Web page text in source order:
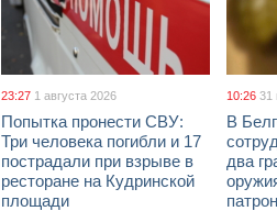
23:27 1 августа 2026
Попытка пронести СВУ:
Три человека погибли и 17
пострадали при взрыве в
ресторане на Кудринской
площади
10:26 31
В
два